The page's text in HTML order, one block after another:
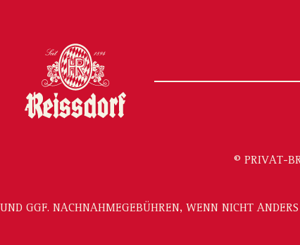
© PRIVAT-
UND GGF. NACHNAHMEGEBÜHREN, WENN NICHT